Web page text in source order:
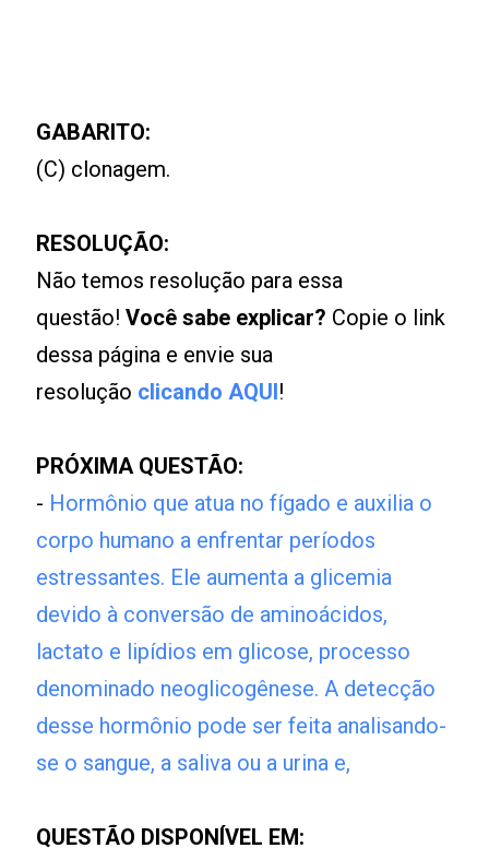
GABARITO:
(C) clonagem.
RESOLUÇÃO:
Não temos resolução para essa
questão!Você sabe explicar? Copie o link
dessa página e envie sua
resolução clicando AQUI!
PRÓXIMA QUESTÃO:
- Hormônio que atua no fígado e auxilia o
corpo humano a enfrentar períodos
estressantes. Ele aumenta a glicemia
devido à conversão de aminoácidos,
lactato e lipídios em glicose, processo
denominado neoglicogênese. A detecção
desse hormônio pode ser feita analisando-
se o sangue, a saliva ou a urina e,
QUESTÃO DISPONÍVEL EM: